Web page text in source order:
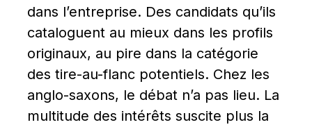
dans l’entreprise. Des candidats qu’ils
cataloguent au mieux dans les profils
originaux, au pire dans la catégorie
des tire-au-flanc potentiels. Chez les
anglo-saxons, le débat n’a pas lieu. La
multitude des intérêts suscite plus la